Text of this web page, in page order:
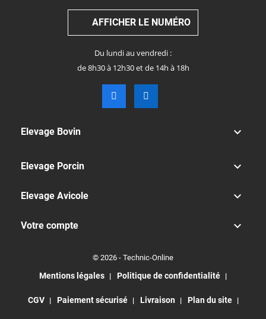
AFFICHER LE NUMÉRO
Du lundi au vendredi :
de 8h30 à 12h30 et de 14h à 18h
Elevage Bovin 
Elevage Porcin 
Elevage Avicole 
Votre compte 
© 2026 - Technic-Online
Mentions légales Politique de confidentialité
CGV Paiement sécurisé Livraison Plan du site